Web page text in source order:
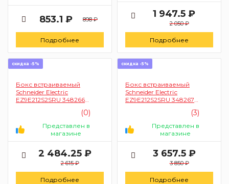
853.1 ₽ 898 ₽
Подробнее
1 947.5 ₽
2 050 ₽
Подробнее
скидка -5%
Бокс встраиваемый
Schneider Electriс
EZ9E212S2SRU 348266
(0)
Представлен в
магазине
2 484.25 ₽
2 615 ₽
Подробнее
скидка -5%
Бокс встраиваемый
Schneider Electriс
EZ9E212S2SRU 348267
(3)
Представлен в
магазине
3 657.5 ₽
3 850 ₽
Подробнее